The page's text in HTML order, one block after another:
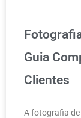
Guia
Clientes
A fotografia de